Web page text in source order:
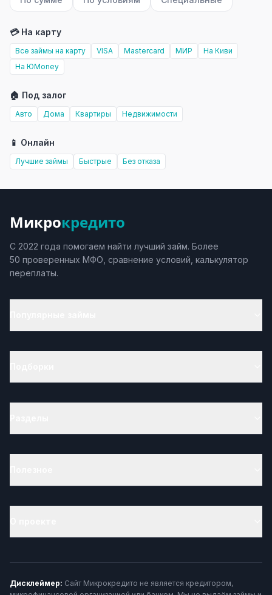
💳 На карту
Все займы на карту VISA Mastercard МИР
На Киви
На ЮMoney
🏠 Под залог
Авто Дома Квартиры Недвижимости
📱 Онлайн
Лучшие займы Быстрые Без отказа
Микрокредито
С 2022 года помогаем найти лучший займ. Более
50 проверенных МФО, сравнение условий, калькулятор
переплаты.
Дисклеймер: Сайт Микрокредито не является кредитором,